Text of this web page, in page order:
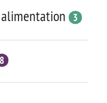
3
8